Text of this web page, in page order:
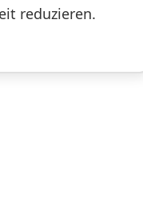
reduzieren.